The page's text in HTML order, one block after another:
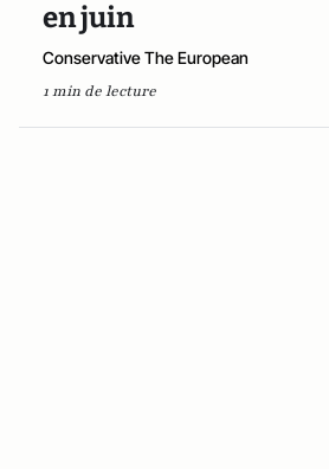
en juin
Conservative The European
1 min de lecture